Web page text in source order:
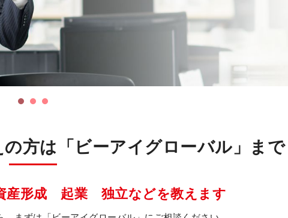
方は「ビーアイグローバル」まで
産形成 起業 独立などを教えます